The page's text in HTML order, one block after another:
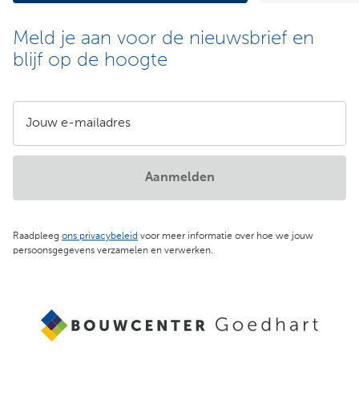
Meld je aan voor de nieuwsbrief en
blijf op de hoogte
Jouw e-mailadres
Raadpleeg ons privacybeleid voor meer informatie over hoe we jouw
persoonsgegevens verzamelen en verwerken.
Aanmelden